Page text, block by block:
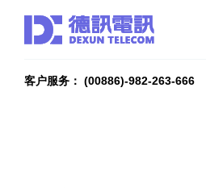
客户服务： (00886)-982-263-666